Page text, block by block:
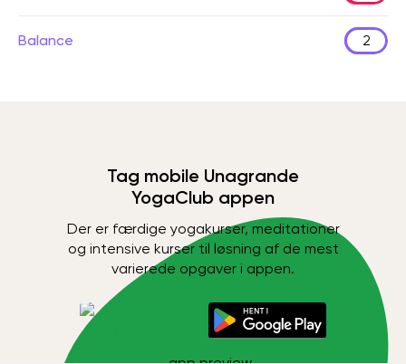
Balance 2
Tag mobile Unagrande
YogaClub appen
Der er færdige yogakurser, meditationer
og intensive kurser til løsning af de mest
varierede opgaver i appen.